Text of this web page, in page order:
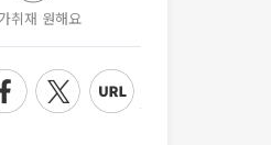
취재 원해요